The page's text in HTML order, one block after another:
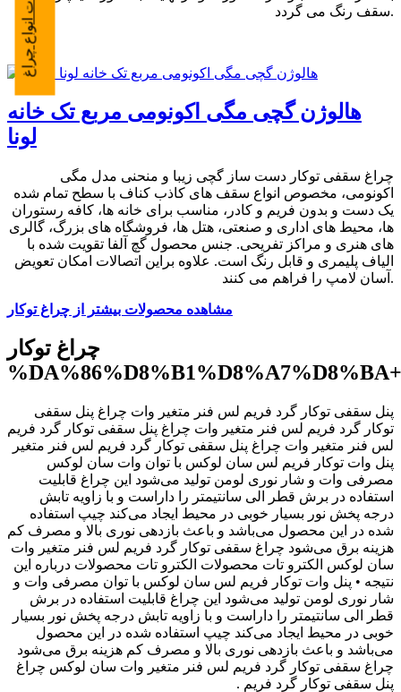
سقف رنگ می گردد.
هالوژن گچی مگی اکونومی مربع تک خانه
لونا
چراغ سقفی توکار دست ساز گچی زیبا و منحنی مدل مگی
اکونومی، مخصوص انواع سقف های کاذب کناف با سطح تمام شده
یک دست و بدون فریم و کادر، مناسب برای خانه ها، کافه رستوران
ها، محیط های اداری و صنعتی، هتل ها، فروشگاه های بزرگ، گالری
های هنری و مراکز تفریحی. جنس محصول گچ آلفا تقویت شده با
الیاف پلیمری و قابل رنگ است. علاوه براین اتصالات امکان تعویض
آسان لامپ را فراهم می کنند.
مشاهده محصولات بیشتر از چراغ توکار
چراغ توکار
پنل سقفی توکار گرد فریم لس فنر متغیر وات چراغ پنل سقفی
توکار گرد فریم لس فنر متغیر وات چراغ پنل سقفی توکار گرد فریم
لس فنر متغیر وات ‫چراغ پنل سقفی توکار گرد فریم لس فنر متغیر
وات سان لوکس‬‎ پنل وات توکار فریم لس سان لوکس با توان
مصرفی وات و شار نوری لومن تولید می‌شود این چراغ قابلیت
استفاده در برش قطر الی سانتیمتر را داراست و با زاویه تابش
درجه پخش نور بسیار خوبی در محیط ایجاد می‌کند چیپ استفاده
شده در این محصول می‌باشد و باعث بازدهی نوری بالا و مصرف کم
هزینه برق می‌شود چراغ سقفی توکار گرد فریم لس فنر متغیر وات
سان لوکس الکترو تات محصولات الکترو تات محصولات درباره این
نتیجه • پنل وات توکار فریم لس سان لوکس با توان مصرفی وات و
شار نوری لومن تولید می‌شود این چراغ قابلیت استفاده در برش
قطر الی سانتیمتر را داراست و با زاویه تابش درجه پخش نور بسیار
خوبی در محیط ایجاد می‌کند چیپ استفاده شده در این محصول
می‌باشد و باعث بازدهی نوری بالا و مصرف کم هزینه برق می‌شود
چراغ سقفی توکار گرد فریم لس فنر متغیر وات سان لوکس ‫چراغ
پنل سقفی توکار گرد فریم .